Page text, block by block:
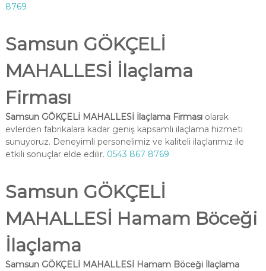
8769
Samsun GÖKÇELİ
MAHALLESİ İlaçlama
Firması
Samsun GÖKÇELİ MAHALLESİ İlaçlama Firmasıolarak
evlerden fabrikalara kadar geniş kapsamlı ilaçlama hizmeti
sunuyoruz. Deneyimli personelimiz ve kaliteli ilaçlarımız ile
etkili sonuçlar elde edilir. 0543 867 8769
Samsun GÖKÇELİ
MAHALLESİ Hamam Böceği
İlaçlama
Samsun GÖKÇELİ MAHALLESİ Hamam Böceği İlaçlama